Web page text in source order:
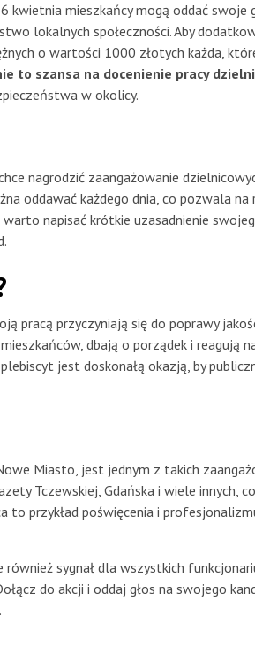
kwietnia mieszkańcy mogą oddać swoje
lokalnych społeczności. Aby
o wartości 1000 złotych każda,
to szansa na docenienie pracy
w okolicy.
nagrodzić zaangażowanie
oddawać każdego dnia, co pozwala na
napisać krótkie uzasadnienie
pracą przyczyniają się do poprawy
dbają o porządek i reagują
plebiscyt jest doskonałą okazją, by
Miasto, jest jednym z takich
Tczewskiej, Gdańska i wiele innych,
to przykład poświęcenia i
sygnał dla wszystkich
do akcji i oddaj głos na swojego